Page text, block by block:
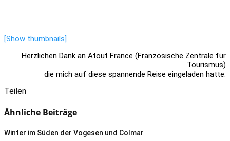
[Show thumbnails]
Herzlichen Dank an Atout France (Französische Zentrale für
Tourismus)
die mich auf diese spannende Reise eingeladen hatte.
Teilen
Ähnliche Beiträge
Winter im Süden der Vogesen und Colmar